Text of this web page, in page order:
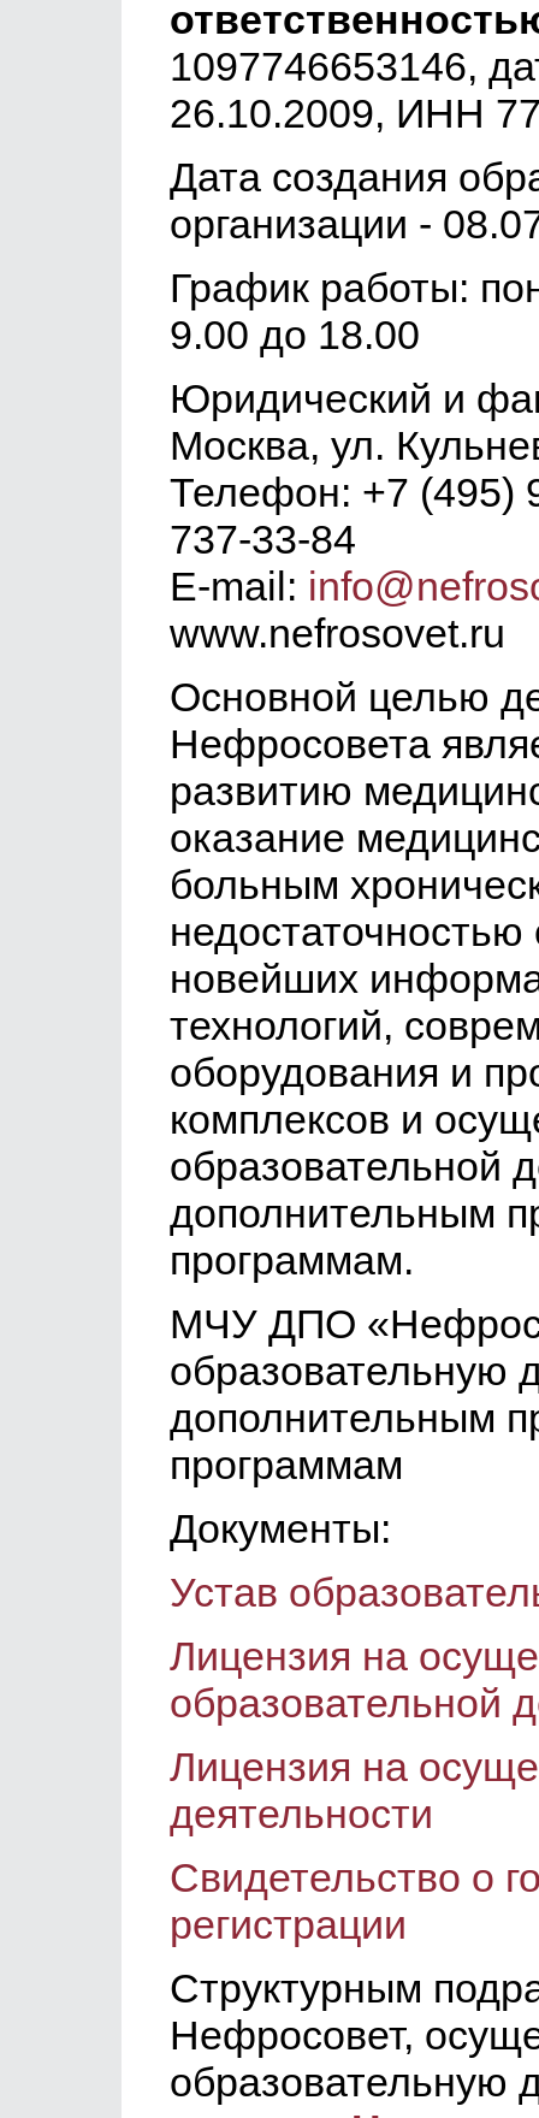
1097746653146,
26.10.2009, ИНН
Дата создания
организации -
График работы:
9.00 до 18.00
Юридический и
Москва, ул.
Телефон: +7 (495)
737-33-84
E-mail:
www.nefrosovet.ru
Основной целью
Нефросовета
развитию
оказание
больным
новейших
технологий,
оборудования и
комплексов и
образовательной
дополнительным
программам.
МЧУ ДПО
образовательную
дополнительным
программам
Документы:
Устав
Лицензия на
образовательной
Лицензия на
деятельности
Свидетельство о
регистрации
Структурным
Нефросовет,
образовательную